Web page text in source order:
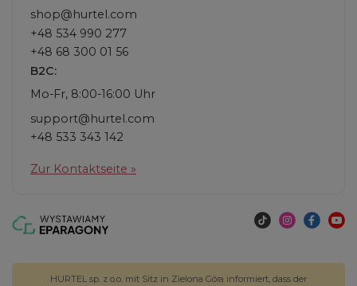
shop@hurtel.com
+48 534 990 277
+48 68 300 01 56
B2C:
Mo-Fr, 8:00-16:00 Uhr
support@hurtel.com
+48 533 343 142
Zur Kontaktseite »
HURTEL sp. z o.o. mit Sitz in Zielona Góra informiert, dass der